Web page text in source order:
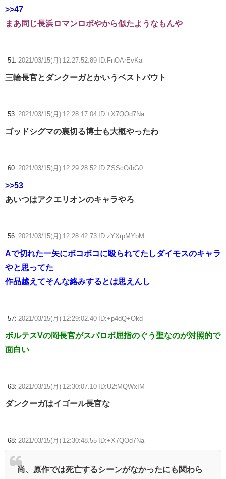
>>47
まあ同じ長浜ロマンロボやから似たようなもんや
51: 2021/03/15(月) 12:27:52.89 ID:FnOArEvKa
三輪長官とダンクーガとかいうベストバウト
53: 2021/03/15(月) 12:28:17.04 ID:+X7QOd7Na
ゴッドシグマの裏切る博士も大概やったわ
60: 2021/03/15(月) 12:29:28.52 ID:ZSScO/bG0
>>53
あいつはアクエリオンのキャラやろ
56: 2021/03/15(月) 12:28:42.73 ID:zYXrpMYbM
Aで切れた一矢にボコボコに殴られてたしダイモスのキャラ
やと思ってた
作品越えてそんな絡みするとは思えんし
57: 2021/03/15(月) 12:29:02.40 ID:+p4dQ+Okd
ボルテスVの岡長官がスパロボ屈指のぐう聖なのが対照的で
面白い
63: 2021/03/15(月) 12:30:07.10 ID:U2tMQWxIM
ダンクーガはイゴール長官な
68: 2021/03/15(月) 12:30:48.55 ID:+X7QOd7Na
尚、原作では死亡するシーンがなかったにも関わら